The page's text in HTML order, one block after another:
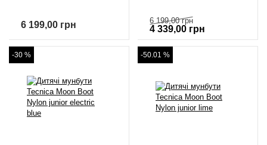
6 199,00 грн 6 199,00 грн
4 339,00 грн
-30 % -50.01 %